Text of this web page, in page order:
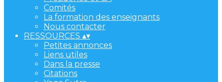
Comités
La formation des enseignants
Nous contacter
RESSOURCES ▴▾
Petites annonces
Liens utiles
Dans la presse
Citations